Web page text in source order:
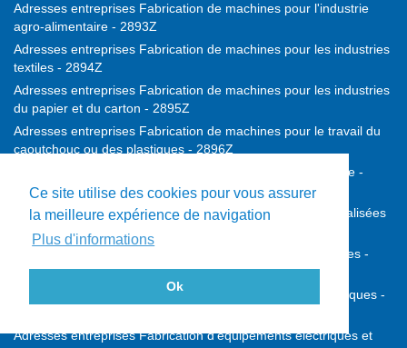
Ce site utilise des cookies pour vous assurer
la meilleure expérience de navigation
Plus d'informations
Ok
Adresses entreprises Fabrication de machines pour l'industrie
agro-alimentaire - 2893Z
Adresses entreprises Fabrication de machines pour les industries
textiles - 2894Z
Adresses entreprises Fabrication de machines pour les industries
du papier et du carton - 2895Z
Adresses entreprises Fabrication de machines pour le travail du
caoutchouc ou des plastiques - 2896Z
Adresses entreprises Fabrication de machines d'imprimerie -
2899A
Adresses entreprises Fabrication d'autres machines spécialisées
- 2899B
Adresses entreprises Construction de véhicules automobiles -
2910Z
Adresses entreprises Fabrication de carrosseries et remorques -
Adresses entreprises Fabrication d'équipements électriques et